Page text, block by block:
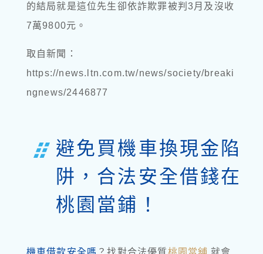
的結局就是這位先生卻依詐欺罪被判3月及沒收
7萬9800元。
取自新聞：
https://news.ltn.com.tw/news/society/breaki
ngnews/2446877
避免買機車換現金陷
阱，合法安全借錢在
桃園當鋪！
機車借款安全嗎 ？找對合法優質桃園當舖 就會